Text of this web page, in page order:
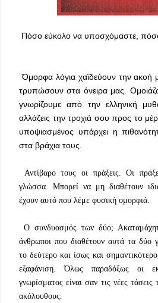
Πόσο εύκολο να υποσχόμαστε,
Όμορφα λόγια χαϊδεύουν την
τρυπώσουν στα όνειρα μας.
γνωρίζουμε από την ελληνική
αλλάζεις την τροχιά σου προς το
υποψιασμένος υπάρχει η
στα βράχια τους.
Αντίβαρο τους οι πράξεις. Οι
γλώσσα. Μπορεί να μη διαθέτουν
έχουν αυτό που λέμε φυσική ομορφιά.
Ο συνδυασμός των δύο;
άνθρωποι που διαθέτουν αυτά τα δύο
το δεύτερο και ίσως και
εξαφάνιση. Όλως παραδόξως οι
γνωρίσματος είναι σαν τις νέες
ακόλουθους.